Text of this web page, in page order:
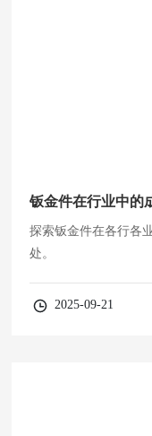
钣金件在行业中的
探索钣金件在各行各
处。
2025-09-21